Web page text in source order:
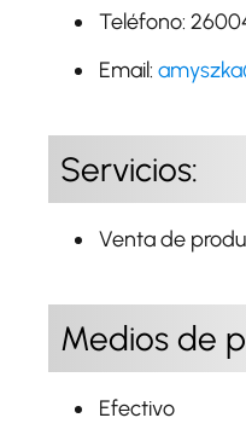
Teléfono:
Email:
Servicios:
Venta de
Medios de
Efectivo